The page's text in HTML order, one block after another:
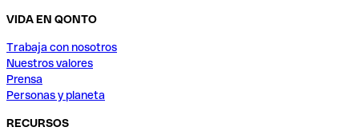
VIDA EN QONTO
Trabaja con nosotros
Nuestros valores
Prensa
Personas y planeta
RECURSOS